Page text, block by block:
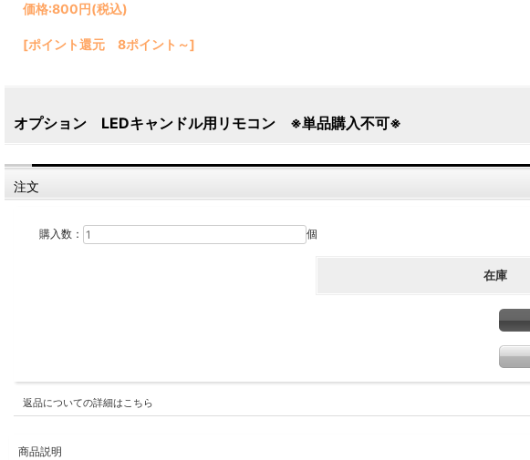
価格:800円(税込)
[ポイント還元 8ポイント～]
オプション LEDキャンドル用リモコン ※単品購入不可※
注文
購入数： 個
在庫
返品についての詳細はこちら
商品説明